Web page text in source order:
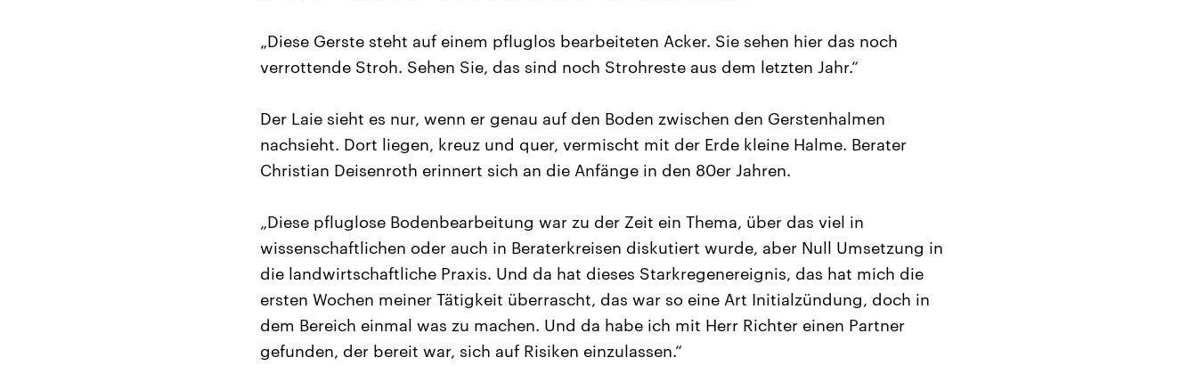
„Diese Gerste steht auf einem pfluglos bearbeiteten Acker. Sie sehen hier das noch
verrottende Stroh. Sehen Sie, das sind noch Strohreste aus dem letzten Jahr.“
Der Laie sieht es nur, wenn er genau auf den Boden zwischen den Gerstenhalmen
nachsieht. Dort liegen, kreuz und quer, vermischt mit der Erde kleine Halme. Berater
Christian Deisenroth erinnert sich an die Anfänge in den 80er Jahren.
„Diese pfluglose Bodenbearbeitung war zu der Zeit ein Thema, über das viel in
wissenschaftlichen oder auch in Beraterkreisen diskutiert wurde, aber Null Umsetzung in
die landwirtschaftliche Praxis. Und da hat dieses Starkregenereignis, das hat mich die
ersten Wochen meiner Tätigkeit überrascht, das war so eine Art Initialzündung, doch in
dem Bereich einmal was zu machen. Und da habe ich mit Herr Richter einen Partner
gefunden, der bereit war, sich auf Risiken einzulassen.“